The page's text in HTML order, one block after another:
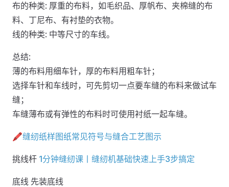
布的种类: 厚重的布料，如毛织品、厚帆布、夹棉缝的布
料、丁尼布、有衬垫的衣物。
线的种类: 中等尺寸的车线。
总结:
薄的布料用细车针，厚的布料用粗车针；
选择车针和车线时，可先剪切一点要车缝的布料来做试车
缝；
车缝薄布或有弹性的布料时可使用衬纸一起车缝。
🖍缝纫纸样图纸常见符号与缝合工艺图示
挑线杆 1分钟缝纫课丨缝纫机基础快速上手3步搞定
底线 先装底线